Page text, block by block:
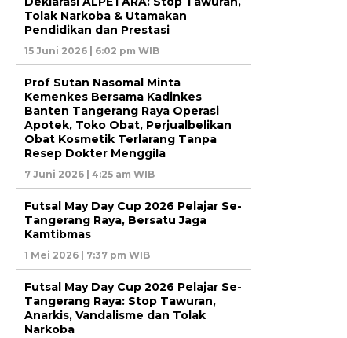
Tolak Narkoba & Utamakan
Pendidikan dan Prestasi
15 Juni 2026 | 6:02 pm WIB
Prof Sutan Nasomal Minta
Kemenkes Bersama Kadinkes
Banten Tangerang Raya Operasi
Apotek, Toko Obat, Perjualbelikan
Obat Kosmetik Terlarang Tanpa
Resep Dokter Menggila
7 Juni 2026 | 4:25 am WIB
Futsal May Day Cup 2026 Pelajar Se-
Tangerang Raya, Bersatu Jaga
Kamtibmas
1 Mei 2026 | 7:37 pm WIB
Futsal May Day Cup 2026 Pelajar Se-
Tangerang Raya: Stop Tawuran,
Anarkis, Vandalisme dan Tolak
Narkoba